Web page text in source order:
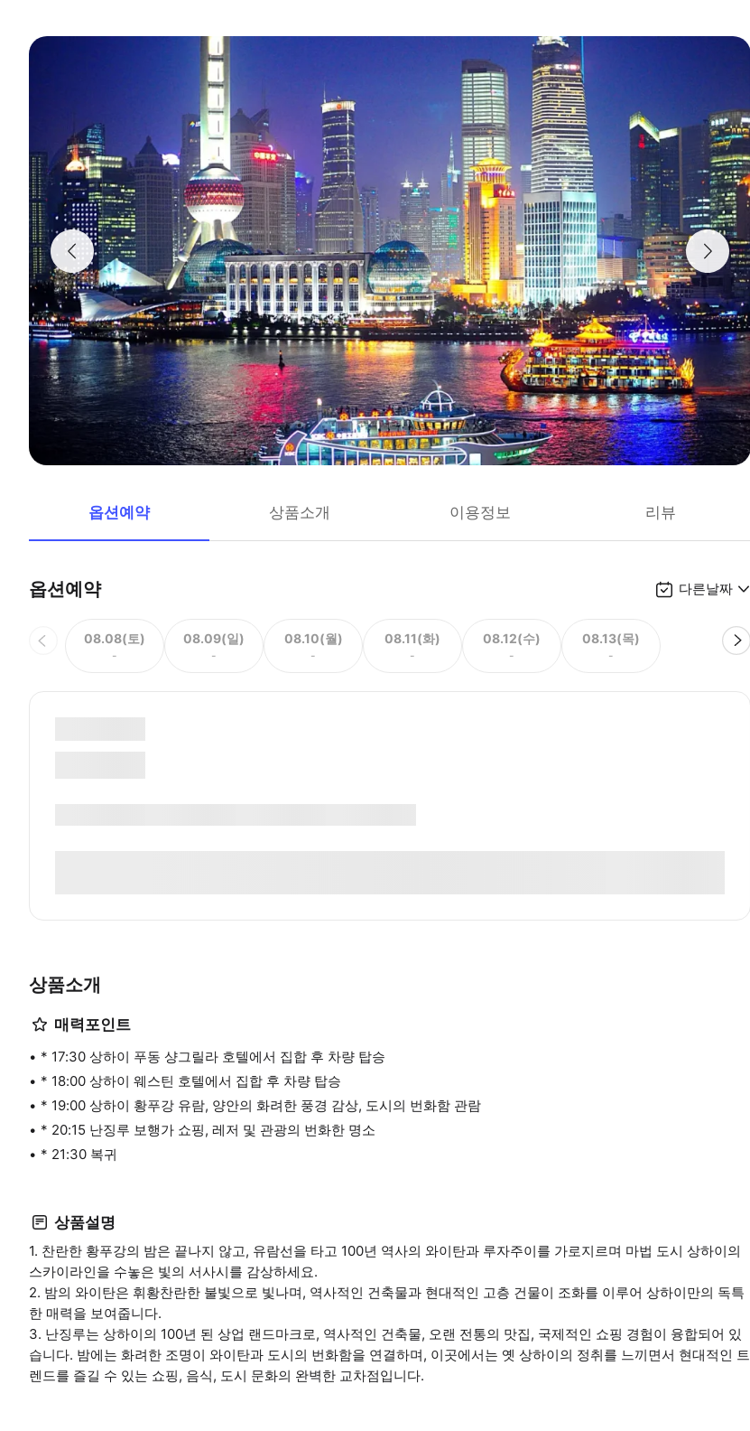
옵션예약 상품소개 이용정보 리뷰
옵션예약 다른날짜
08.08(토)
-
08.09(일)
-
08.10(월)
-
08.11(화)
-
08.12(수)
-
08.13(목)
-
상품소개
매력포인트
* 17:30 상하이 푸동 샹그릴라 호텔에서 집합 후 차량 탑승
* 18:00 상하이 웨스틴 호텔에서 집합 후 차량 탑승
* 19:00 상하이 황푸강 유람, 양안의 화려한 풍경 감상, 도시의 번화함 관람
* 20:15 난징루 보행가 쇼핑, 레저 및 관광의 번화한 명소
* 21:30 복귀
상품설명
1. 찬란한 황푸강의 밤은 끝나지 않고, 유람선을 타고 100년 역사의 와이탄과 루자주이를 가로지르며 마법 도시 상하이의
스카이라인을 수놓은 빛의 서사시를 감상하세요.
2. 밤의 와이탄은 휘황찬란한 불빛으로 빛나며, 역사적인 건축물과 현대적인 고층 건물이 조화를 이루어 상하이만의 독특
한 매력을 보여줍니다.
3. 난징루는 상하이의 100년 된 상업 랜드마크로, 역사적인 건축물, 오랜 전통의 맛집, 국제적인 쇼핑 경험이 융합되어 있
습니다. 밤에는 화려한 조명이 와이탄과 도시의 번화함을 연결하며, 이곳에서는 옛 상하이의 정취를 느끼면서 현대적인 트
렌드를 즐길 수 있는 쇼핑, 음식, 도시 문화의 완벽한 교차점입니다.